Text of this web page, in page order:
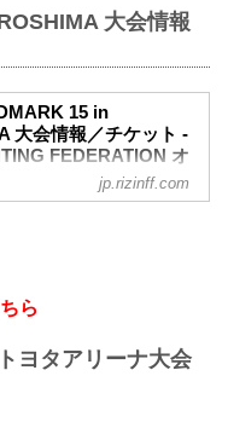
大会情報
15 in
大会情報／チケット -
FEDERATION オ
定）
間は予定です。決定次第
ィシャルサイトにてご案内
jp.rizinff.com
ら
ヨタアリーナ大会